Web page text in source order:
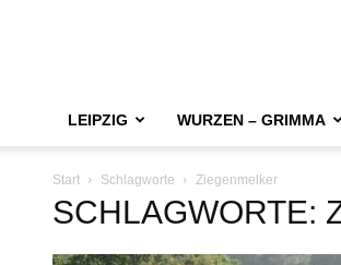
LEIPZIG WURZEN – GRIMMA
Start Schlagworte Ziegenmelker
SCHLAGWORTE: